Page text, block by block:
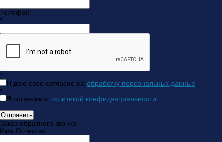
Телефон:
*
*
Я даю свое согласие на обработку персональных данных
*
Я согласен с политикой конфиденциальности
Отправить
Заказ обратного звонка
Имя Отчество: